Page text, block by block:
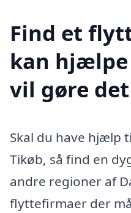
Find et
kan
vil gøre
Skal du have hjælp
Tikøb, så find en
andre regioner af
flyttefirmaer der